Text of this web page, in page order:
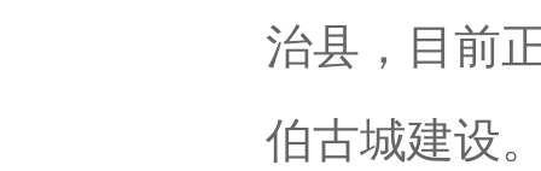
治县，目前
伯古城建设